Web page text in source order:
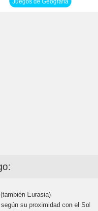
Juegos de Geografía
Eurasia)
su proximidad con el Sol